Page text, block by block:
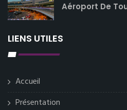
Aéroport De
LIENS UTILES
Accueil
Présentation